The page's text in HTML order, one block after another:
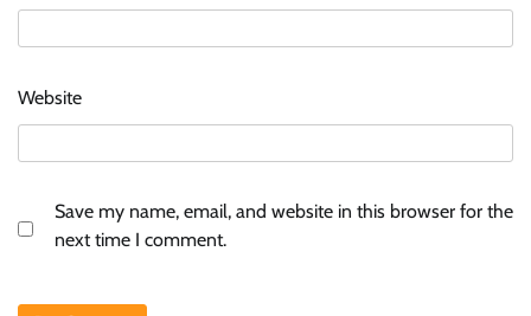
Website
Save my name, email, and website in this browser for the
next time I comment.